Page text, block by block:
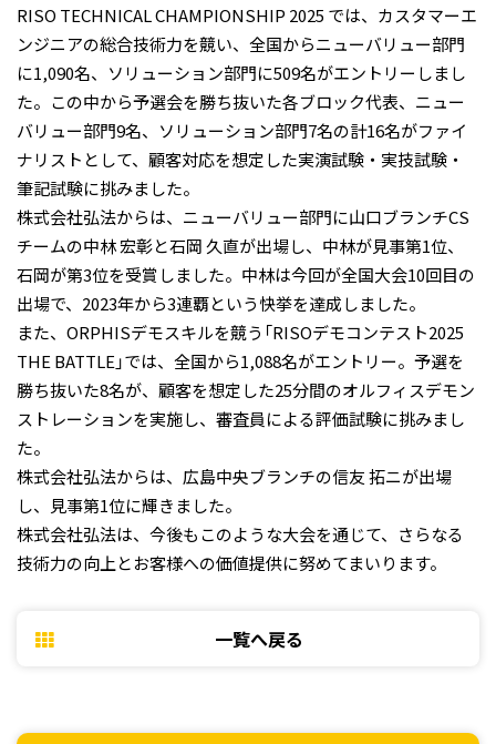
RISO TECHNICAL CHAMPIONSHIP 2025 では、カスタマーエ
ンジニアの総合技術力を競い、全国からニューバリュー部門
に1,090名、ソリューション部門に509名がエントリーしまし
た。この中から予選会を勝ち抜いた各ブロック代表、ニュー
バリュー部門9名、ソリューション部門7名の計16名がファイ
ナリストとして、顧客対応を想定した実演試験・実技試験・
筆記試験に挑みました。
株式会社弘法からは、ニューバリュー部門に山口ブランチCS
チームの中林 宏彰と石岡 久直が出場し、中林が見事第1位、
石岡が第3位を受賞しました。中林は今回が全国大会10回目の
出場で、2023年から3連覇という快挙を達成しました。
また、ORPHISデモスキルを競う「RISOデモコンテスト2025
THE BATTLE」では、全国から1,088名がエントリー。予選を
勝ち抜いた8名が、顧客を想定した25分間のオルフィスデモン
ストレーションを実施し、審査員による評価試験に挑みまし
た。
株式会社弘法からは、広島中央ブランチの信友 拓ニが出場
し、見事第1位に輝きました。
株式会社弘法は、今後もこのような大会を通じて、さらなる
技術力の向上とお客様への価値提供に努めてまいります。
一覧へ戻る